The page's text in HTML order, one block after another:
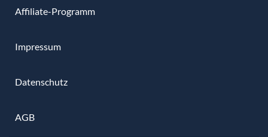
Affiliate-Programm
Impressum
Datenschutz
AGB